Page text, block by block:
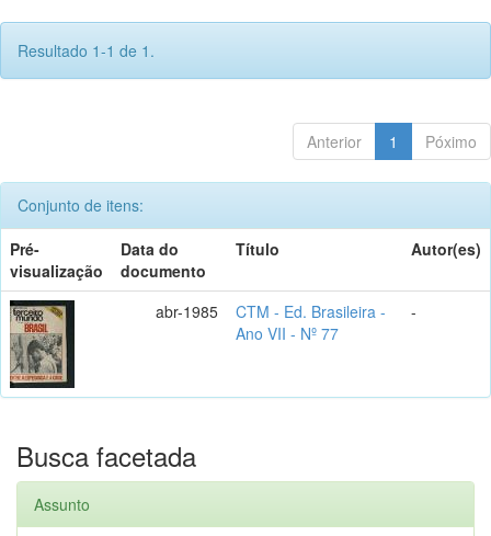
Resultado 1-1 de 1.
Anterior 1 Póximo
Conjunto de itens:
Pré-
visualização
Data do
documento
Título Autor(es)
abr-1985
CTM - Ed. Brasileira -
Ano VII - Nº 77
-
Busca facetada
Assunto